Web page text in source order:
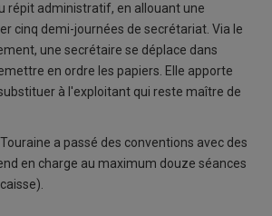
répit administratif, en allouant une
cinq demi-journées de secrétariat. Via le
une secrétaire se déplace dans
en ordre les papiers. Elle apporte
à l'exploitant qui reste maître de
a passé des conventions avec des
en charge au maximum douze séances